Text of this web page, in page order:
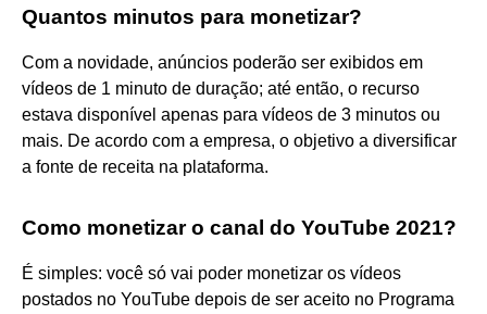
Quantos minutos para monetizar?
Com a novidade, anúncios poderão ser exibidos em
vídeos de 1 minuto de duração; até então, o recurso
estava disponível apenas para vídeos de 3 minutos ou
mais. De acordo com a empresa, o objetivo a diversificar
a fonte de receita na plataforma.
Como monetizar o canal do YouTube 2021?
É simples: você só vai poder monetizar os vídeos
postados no YouTube depois de ser aceito no Programa